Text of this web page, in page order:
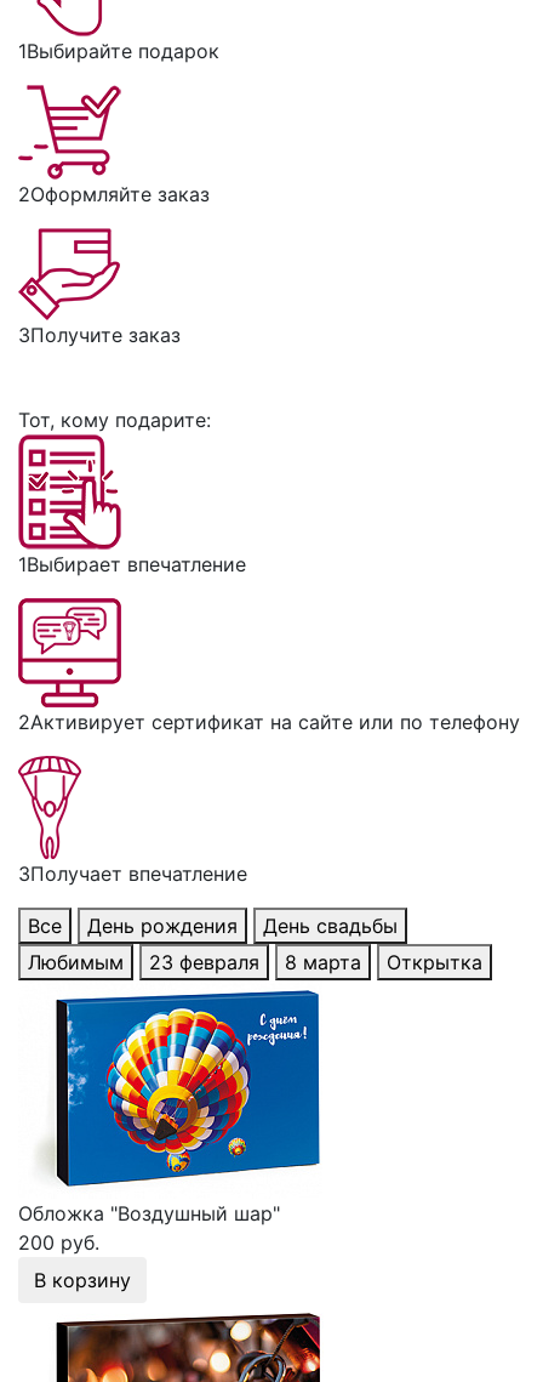
1Выбирайте подарок
2Оформляйте заказ
3Получите заказ
Тот, кому подарите:
1Выбирает впечатление
2Активирует сертификат на сайте или по телефону
3Получает впечатление
Все День рождения
День свадьбы
Любимым
23 февраля 8 марта Открытка
Обложка "Воздушный шар"
200 руб.
В корзину